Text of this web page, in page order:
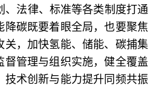
、法律、标准等各类制度打通
碳既要着眼全局，也要聚焦
，加快氢能、储能、碳捕集
管理与组织实施，健全覆盖
术创新与能力提升同频共振